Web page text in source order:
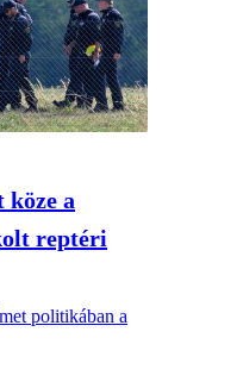
köze a
reptéri
politikában a